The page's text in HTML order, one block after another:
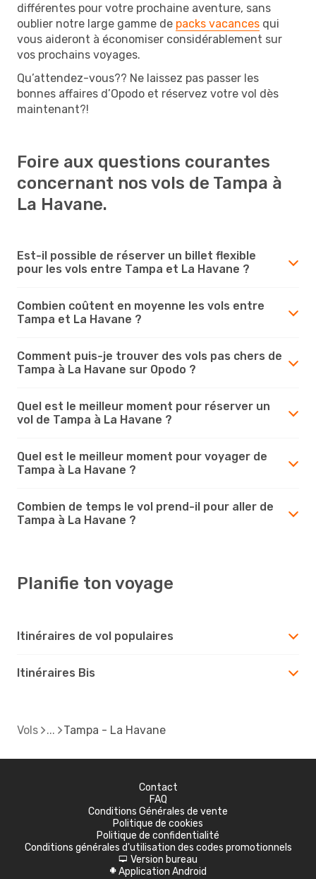
différentes pour votre prochaine aventure, sans
oublier notre large gamme de packs vacances qui
vous aideront à économiser considérablement sur
vos prochains voyages.
Qu’attendez-vous?? Ne laissez pas passer les
bonnes affaires d’Opodo et réservez votre vol dès
maintenant?!
Foire aux questions courantes
concernant nos vols de Tampa à
La Havane.
Est-il possible de réserver un billet flexible
pour les vols entre Tampa et La Havane ?
Combien coûtent en moyenne les vols entre
Tampa et La Havane ?
Comment puis-je trouver des vols pas chers de
Tampa à La Havane sur Opodo ?
Quel est le meilleur moment pour réserver un
vol de Tampa à La Havane ?
Quel est le meilleur moment pour voyager de
Tampa à La Havane ?
Combien de temps le vol prend-il pour aller de
Tampa à La Havane ?
Planifie ton voyage
Itinéraires de vol populaires
Itinéraires Bis
Vols Tampa - La Havane
Contact
FAQ
Conditions Générales de vente
Politique de cookies
Politique de confidentialité
Conditions générales d'utilisation des codes promotionnels
d Version bureau
A Application Android